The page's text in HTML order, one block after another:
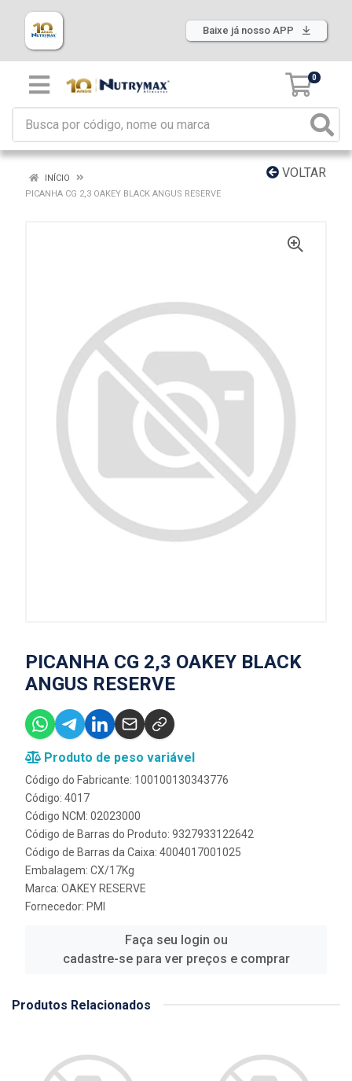
Baixe já nosso APP
0
VOLTAR
INÍCIO
PICANHA CG 2,3 OAKEY BLACK ANGUS RESERVE
PICANHA CG 2,3 OAKEY BLACK
ANGUS RESERVE
Produto de peso variável
Código do Fabricante: 100100130343776
Código: 4017
Código NCM: 02023000
Código de Barras do Produto: 9327933122642
Código de Barras da Caixa: 4004017001025
Embalagem: CX/17Kg
Marca: OAKEY RESERVE
Fornecedor: PMI
Faça seu login ou
cadastre-se para ver preços e comprar
Produtos Relacionados